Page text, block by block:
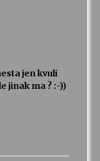
V Želivě ožije
jen kvuli
jinak ma ? :-))